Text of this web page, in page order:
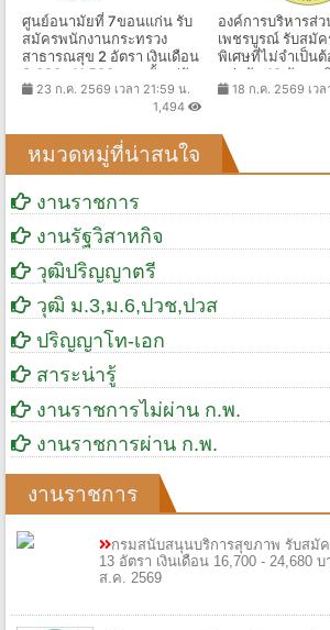
ศูนย์อนามัยที่ 7ขอนแก่น รับ
สมัครพนักงานกระทรวง
สาธารณสุข 2 อัตรา เงินเดือน
8,690 -11,500 บาท ตั้งแต่วัน
ที่ 24 ก.ค. - 7 ส.ค. 2569
23 ก.ค. 2569 เวลา 21:59 น.
1,494
องค์การบริหารส่
เพชรบูรณ์ รับสมัค
พิเศษที่ไม่จำเป็น
แข่งขัน 10 อัตรา เ
18,200 บาท ตั้งแ
18 ก.ค. 2569 เว
หมวดหมู่ที่น่าสนใจ
งานราชการ
งานรัฐวิสาหกิจ
วุฒิปริญญาตรี
วุฒิ ม.3,ม.6,ปวช,ปวส
ปริญญาโท-เอก
สาระน่ารู้
งานราชการไม่ผ่าน ก.พ.
งานราชการผ่าน ก.พ.
งานราชการ
กรมสนับสนุนบริการสุขภาพ รับสมั
13 อัตรา เงินเดือน 16,700 - 24,680
ส.ค. 2569